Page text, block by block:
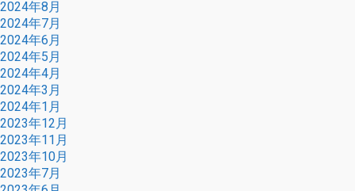
2024年8月
2024年7月
2024年6月
2024年5月
2024年4月
2024年3月
2024年1月
2023年12月
2023年11月
2023年10月
2023年7月